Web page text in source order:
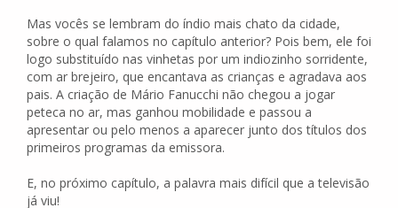
Mas vocês se lembram do índio mais chato da cidade,
sobre o qual falamos no capítulo anterior? Pois bem, ele foi
logo substituído nas vinhetas por um indiozinho sorridente,
com ar brejeiro, que encantava as crianças e agradava aos
pais. A criação de Mário Fanucchi não chegou a jogar
peteca no ar, mas ganhou mobilidade e passou a
apresentar ou pelo menos a aparecer junto dos títulos dos
primeiros programas da emissora.
E, no próximo capítulo, a palavra mais difícil que a televisão
já viu!